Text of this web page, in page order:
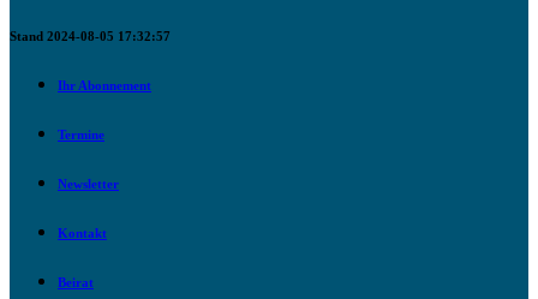
Stand 2024-08-05 17:32:57
Ihr Abonnement
Termine
Newsletter
Kontakt
Beirat